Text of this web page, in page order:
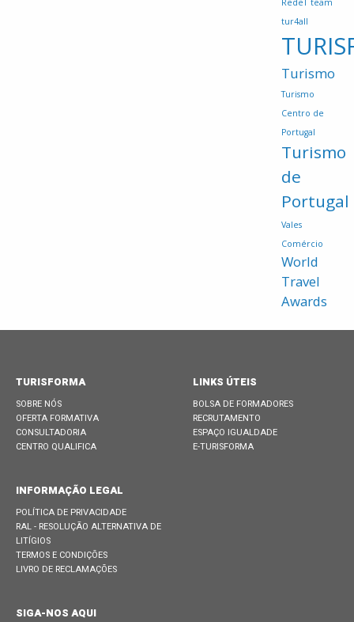
RedeT
team
tur4all
Turismo
Turismo
Centro de
Portugal
Turismo
de
Portugal
Vales
Comércio
World
Travel
Awards
TURISFORMA
SOBRE NÓS
OFERTA FORMATIVA
CONSULTADORIA
CENTRO QUALIFICA
LINKS ÚTEIS
BOLSA DE FORMADORES
RECRUTAMENTO
ESPAÇO IGUALDADE
E-TURISFORMA
INFORMAÇÃO LEGAL
POLÍTICA DE PRIVACIDADE
RAL - RESOLUÇÃO ALTERNATIVA DE
LITÍGIOS
TERMOS E CONDIÇÕES
LIVRO DE RECLAMAÇÕES
SIGA-NOS AQUI